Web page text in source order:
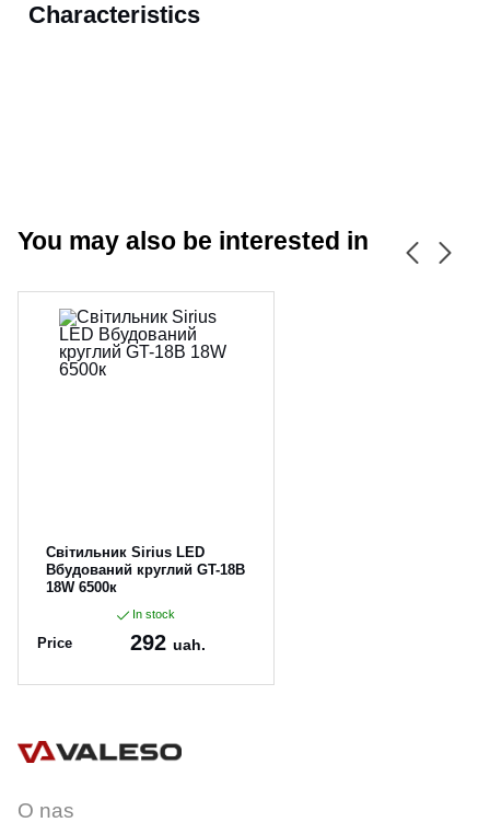
Characteristics
You may also be interested in
Світильник Sirius LED
Вбудований круглий GT-18B
18W 6500к
In stock
Price 292 uah.
O nas